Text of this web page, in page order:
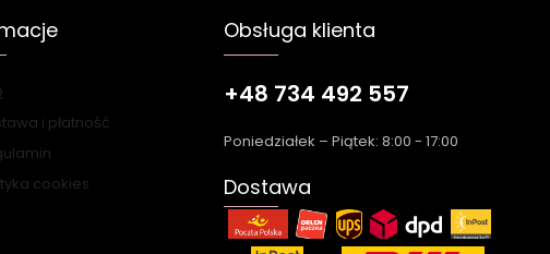
i płatność
cookies
Obsługa klienta
+48 734 492 557
Poniedziałek – Piątek: 8:00 - 17:00
Dostawa